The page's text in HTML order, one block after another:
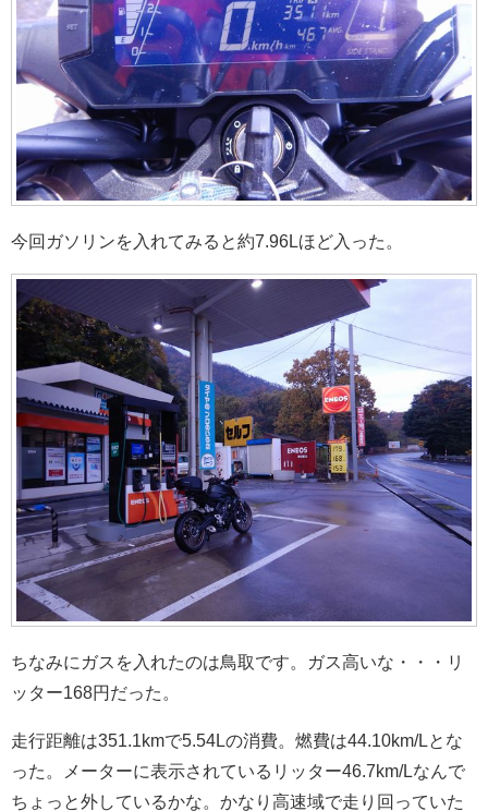
今回ガソリンを入れてみると約7.96Lほど入った。
ちなみにガスを入れたのは鳥取です。ガス高いな・・・リ
ッター168円だった。
走行距離は351.1kmで5.54Lの消費。燃費は44.10km/Lとな
った。メーターに表示されているリッター46.7km/Lなんで
ちょっと外しているかな。かなり高速域で走り回っていた